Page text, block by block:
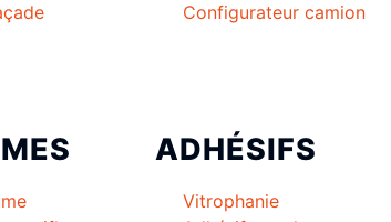
Configurateur camion
ADHÉSIFS
Vitrophanie